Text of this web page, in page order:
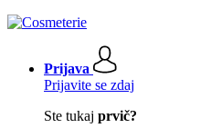
Prijava
Prijavite se zdaj
Ste tukaj prvič?